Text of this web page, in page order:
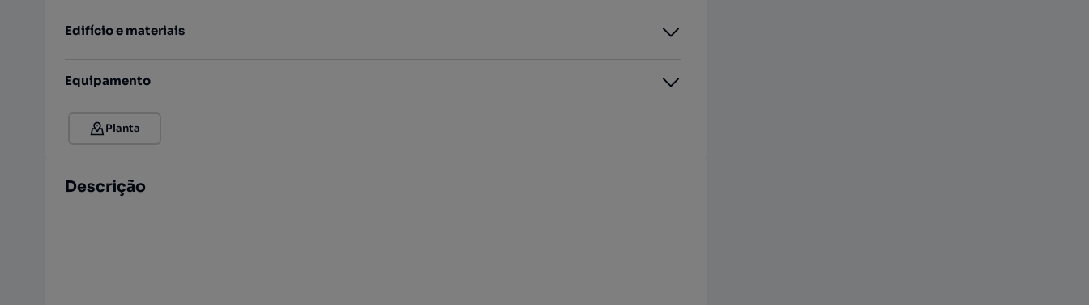
Edifício e materiais
Equipamento
Planta
Descrição